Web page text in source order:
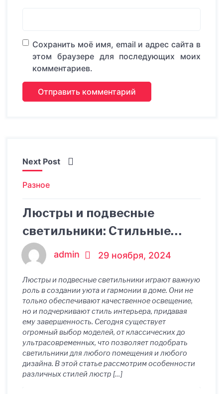
Сохранить моё имя, email и адрес сайта в
этом браузере для последующих моих
комментариев.
Next Post
Разное
Люстры и подвесные
светильники: Стильные
решения для любого
интерьера
admin 29 ноября, 2024
Люстры и подвесные светильники играют важную
роль в создании уюта и гармонии в доме. Они не
только обеспечивают качественное освещение,
но и подчеркивают стиль интерьера, придавая
ему завершенность. Сегодня существует
огромный выбор моделей, от классических до
ультрасовременных, что позволяет подобрать
светильники для любого помещения и любого
дизайна. В этой статье рассмотрим особенности
различных стилей люстр […]